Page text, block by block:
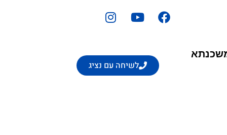
לשיחה עם נציג